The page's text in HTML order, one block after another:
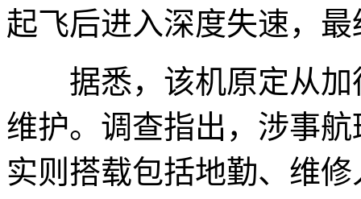
起飞后进入深度失速，
据悉，该机原定从加
维护。调查指出，涉事
实则搭载包括地勤、维